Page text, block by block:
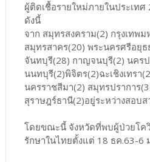
ผู้ติดเชื้อรายใหม่ภายในประเทศ
ดังนี้
จาก สมุทรสงคราม(2) กรุงเทพ
สมุทรสาคร(20) พระนครศรีอยุ
จันทบุรี(28) กาญจนบุรี(2) นคร
นนทบุรี(2)พิจิตร(2)ฉะเชิงเทรา
นครราชสีมา(2) สมุทรปราการ
สุราษฎร์ธานี(2)อยู่ระหว่างสอบส
โดยขณะนี้ จังหวัดที่พบผู้ป่วยโค
รักษาในไทยตั้งแต่ 18 ธค.63-6